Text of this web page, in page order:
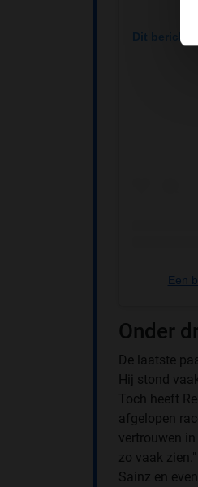
Dit bericht
Een
Onder
De laatste
Hij stond
Toch heeft
afgelopen
vertrouwen
zo vaak
Sainz en